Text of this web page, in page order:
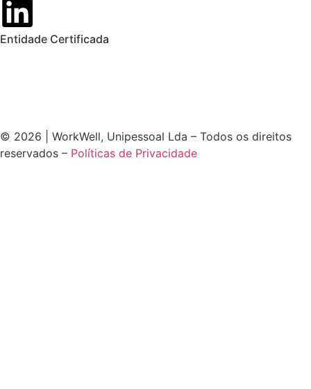
Entidade Certificada
© 2026 | WorkWell, Unipessoal Lda – Todos os direitos
reservados – Políticas de Privacidade